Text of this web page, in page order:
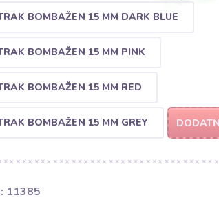
BOMBAŽEN 15 MM DARK BLUE
BOMBAŽEN 15 MM PINK
BOMBAŽEN 15 MM RED
BOMBAŽEN 15 MM GREY
11385